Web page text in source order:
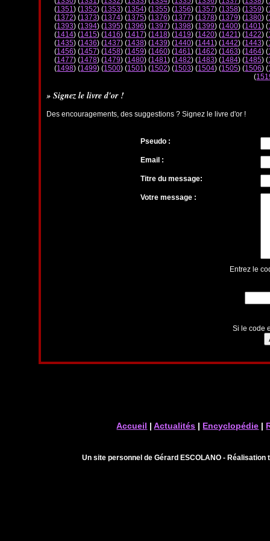
(1351) (1352) (1353) (1354) (1355) (1356) (1357) (1358) (1359) (
(1372) (1373) (1374) (1375) (1376) (1377) (1378) (1379) (1380) (
(1393) (1394) (1395) (1396) (1397) (1398) (1399) (1400) (1401) (
(1414) (1415) (1416) (1417) (1418) (1419) (1420) (1421) (1422) (
(1435) (1436) (1437) (1438) (1439) (1440) (1441) (1442) (1443) (
(1456) (1457) (1458) (1459) (1460) (1461) (1462) (1463) (1464) (
(1477) (1478) (1479) (1480) (1481) (1482) (1483) (1484) (1485) (
(1498) (1499) (1500) (1501) (1502) (1503) (1504) (1505) (1506) (
(
» Signez le livre d'or !
Des encouragements, des suggestions ? Signez le livre d'or !
Pseudo :
Email :
Titre du message:
Votre message :
Entrez le
Si le code
Accueil |Actualités | Encyclopédie |
Un site personnel de Gérard ESCOLANO -